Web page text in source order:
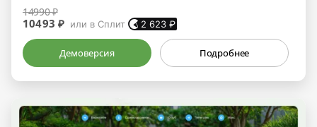
14990 ₽
10493 ₽ или в Сплит 2 623 ₽
Демоверсия Подробнее